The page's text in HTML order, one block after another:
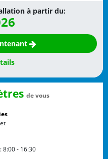
à partir du:
de vous
8:00 - 16:30